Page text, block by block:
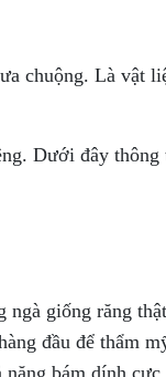
chuộng. Là vật
Dưới đây thông
ngà giống răng
đầu để thẩm
bám dính